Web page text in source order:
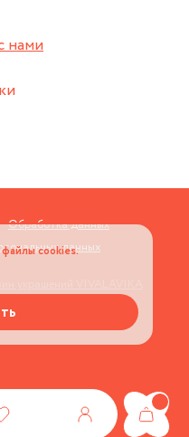
нами
Обработка данных
данных
файлы cookies.